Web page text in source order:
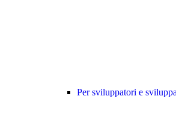
Per sviluppatori e